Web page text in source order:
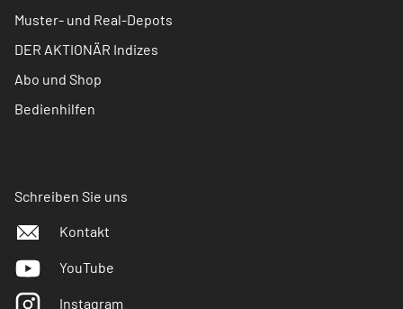
Muster- und Real-Depots
DER AKTIONÄR Indizes
Abo und Shop
Bedienhilfen
Schreiben Sie uns
Kontakt
YouTube
Instagram